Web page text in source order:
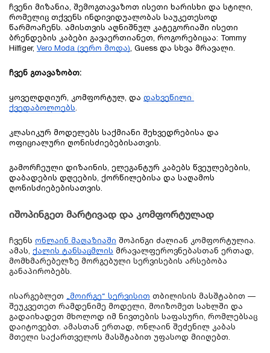
ჩვენი მიზანია, შემოგთავაზოთ ისეთი ხარისხი და სტილი,
რომელიც თქვენს ინდივიდუალობას საუკეთესოდ
წარმოაჩენს. ამისთვის აღნიშნულ კატეგორიაში ისეთი
ბრენდების კაბები გავაერთიანეთ, როგორებიცაა: Tommy
Hilfiger, Vero Moda (ვერო მოდა), Guess და სხვა მრავალი.
ჩვენ გთავაზობთ:
ყოველდღიურ, კომფორტულ, და დახვეწილი
ქვედაბოლოებს.
კლასიკურ მოდელებს საქმიანი შეხვედრებისა და
ოფიციალური ღონისძიებებისათვის.
გამორჩეული დიზაინის, ელეგანტურ კაბებს წვეულებების,
დაბადების დღეების, ქორწილებისა და საღამოს
ღონისძიებებისათვის.
იშოპინგეთ მარტივად და კომფორტულად
ჩვენს ონლაინ მაღაზიაში შოპინგი ძალიან კომფორტულია.
ამას, ქალის ტანსაცმლის მრავალფეროვნებასთან ერთად,
მომხმარებელზე მორგებული სერვისების არსებობა
განაპირობებს.
⁠ისარგებლეთ „მოირგე“ სერვისით თბილისის მასშტაბით —
შეუკვეთეთ რამდენიმე მოდელი, მოიზომეთ სახლში და
გადაიხადეთ მხოლოდ იმ ნივთების საფასური, რომლებსაც
დაიტოვებთ. ამასთან ერთად, ონლაინ შეძენილ კაბას
მთელი საქართველოს მასშტაბით უფასოდ მიიღებთ.